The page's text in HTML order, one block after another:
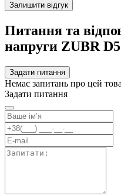
Залишити відгук
Питання та
напруги ZUBR
Задати питання
Немає запитань про цей
Задати питання